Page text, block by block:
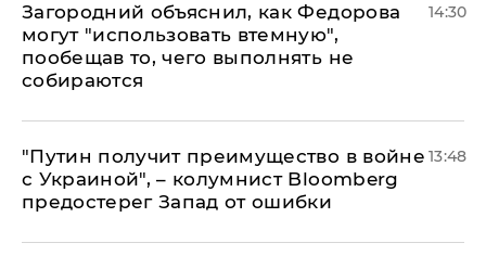
Загородний объяснил, как Федорова
могут "использовать втемную",
пообещав то, чего выполнять не
собираются
14:30
"Путин получит преимущество в войне
с Украиной", – колумнист Bloomberg
предостерег Запад от ошибки
13:48